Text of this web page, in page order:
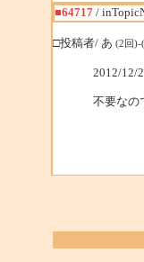
■64717/
□投稿者/ あ (2回)-
2012/12/
不要なの